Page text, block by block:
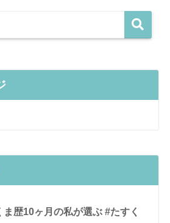
ま歴10ヶ月の私が選ぶ #たすく